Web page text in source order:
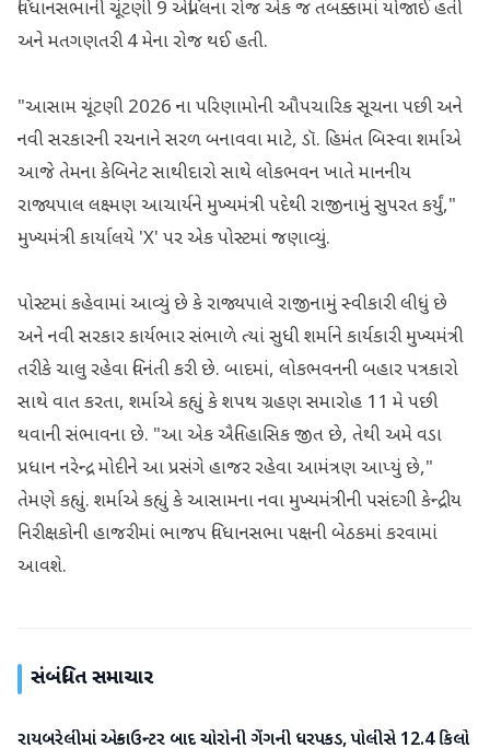
વિધાનસભાની ચૂંટણી 9 એપ્રિલના રોજ એક જ તબક્કામાં યોજાઈ હતી
અને મતગણતરી 4 મેના રોજ થઈ હતી.
"આસામ ચૂંટણી 2026 ના પરિણામોની ઔપચારિક સૂચના પછી અને
નવી સરકારની રચનાને સરળ બનાવવા માટે, ડૉ. હિમંત બિસ્વા શર્માએ
આજે ​​તેમના કેબિનેટ સાથીદારો સાથે લોકભવન ખાતે માનનીય
રાજ્યપાલ લક્ષ્મણ આચાર્યને મુખ્યમંત્રી પદેથી રાજીનામું સુપરત કર્યું,"
મુખ્યમંત્રી કાર્યાલયે 'X' પર એક પોસ્ટમાં જણાવ્યું.
પોસ્ટમાં કહેવામાં આવ્યું છે કે રાજ્યપાલે રાજીનામું સ્વીકારી લીધું છે
અને નવી સરકાર કાર્યભાર સંભાળે ત્યાં સુધી શર્માને કાર્યકારી મુખ્યમંત્રી
તરીકે ચાલુ રહેવા વિનંતી કરી છે. બાદમાં, લોકભવનની બહાર પત્રકારો
સાથે વાત કરતા, શર્માએ કહ્યું કે શપથ ગ્રહણ સમારોહ 11 મે પછી
થવાની સંભાવના છે. "આ એક ઐતિહાસિક જીત છે, તેથી અમે વડા
પ્રધાન નરેન્દ્ર મોદીને આ પ્રસંગે હાજર રહેવા આમંત્રણ આપ્યું છે,"
તેમણે કહ્યું. શર્માએ કહ્યું કે આસામના નવા મુખ્યમંત્રીની પસંદગી કેન્દ્રીય
નિરીક્ષકોની હાજરીમાં ભાજપ વિધાનસભા પક્ષની બેઠકમાં કરવામાં
આવશે.
સંબંધિત સમાચાર
રાષ્ટ્રીય
રાયબરેલીમાં એન્કાઉન્ટર બાદ ચોરોની ગેંગની ધરપકડ, પોલીસે 12.4 કિલો